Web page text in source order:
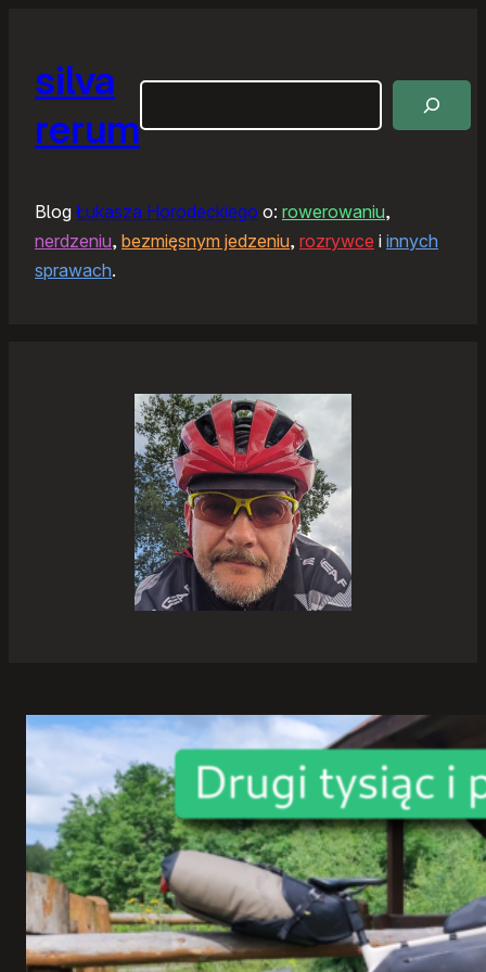
silva
rerum
Blog Łukasza Horodeckiego o: rowerowaniu,
nerdzeniu, bezmięsnym jedzeniu, rozrywce i innych
sprawach.